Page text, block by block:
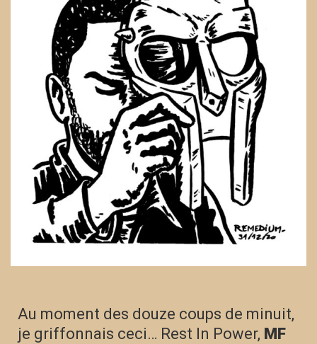
Au moment des douze coups de minuit,
je griffonnais ceci… Rest In Power, MF